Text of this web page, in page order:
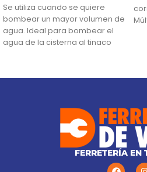
Se utiliza cuando se quiere
bombear un mayor volumen de
agua. Ideal para bombear el
agua de la cisterna al tinaco
FERRETERÍA EN